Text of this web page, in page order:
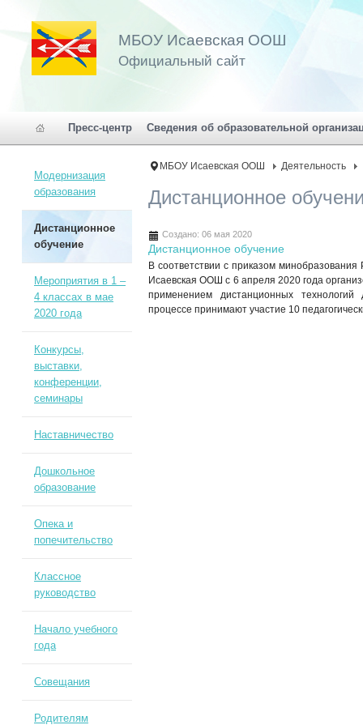
МБОУ Исаевская ООШ
Официальный сайт
Пресс-центр Сведения об образовательной
МБОУ Исаевская ООШ Деятельность
Дистанционное
Создано: 06 мая 2020
Дистанционное обучение
В соответствии с приказом
Исаевская ООШ с 6 апреля 2020 года
применением дистанционных
процессе принимают участие 10
Модернизация
образования
Дистанционное
обучение
Мероприятия в 1 –
4 классах в мае
2020 года
Конкурсы,
выставки,
конференции,
семинары
Наставничество
Дошкольное
образование
Опека и
попечительство
Классное
руководство
Начало учебного
года
Совещания
Родителям